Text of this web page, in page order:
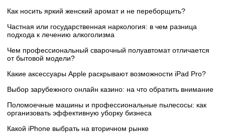
Как носить яркий женский аромат и не переборщить?
Частная или государственная наркология: в чем разница
подхода к лечению алкоголизма
Чем профессиональный сварочный полуавтомат отличается
от бытовой модели?
Какие аксессуары Apple раскрывают возможности iPad Pro?
Выбор зарубежного онлайн казино: на что обратить внимание
Поломоечные машины и профессиональные пылесосы: как
организовать эффективную уборку бизнеса
Какой iPhone выбрать на вторичном рынке